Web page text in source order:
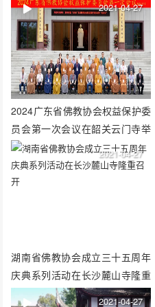
2024广东省佛教协会权益保护委
员会第一次会议在韶关云门寺举
行
2021-04-27
湖南省佛教协会成立三十五周年
庆典系列活动在长沙麓山寺隆重
召开
2021-04-27
2021-04-27